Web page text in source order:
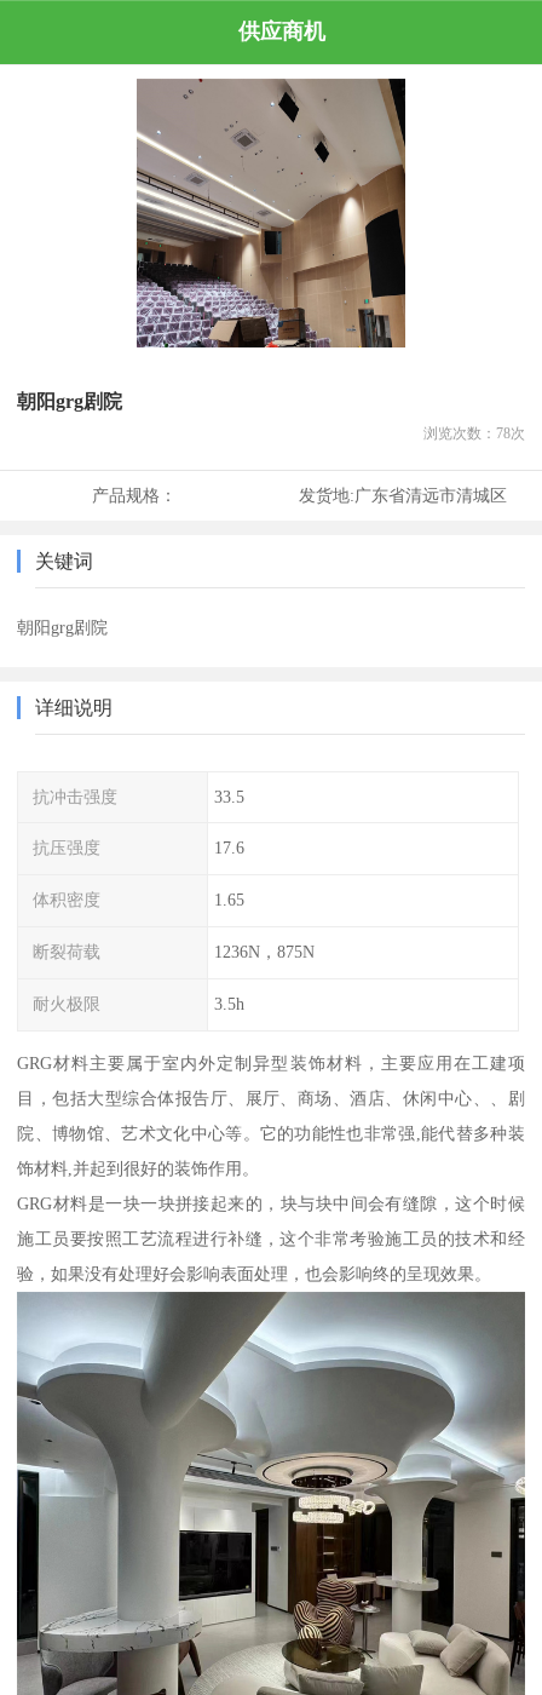
供应商机
朝阳grg剧院
浏览次数： 78次
产品规格： 发货地:广东省清远市清城区
关键词
朝阳grg剧院
详细说明
抗冲击强度 33.5
抗压强度 17.6
体积密度 1.65
断裂荷载 1236N，875N
耐火极限 3.5h
GRG材料主要属于室内外定制异型装饰材料，主要应用在工建项
目，包括大型综合体报告厅、展厅、商场、酒店、休闲中心、、剧
院、博物馆、艺术文化中心等。它的功能性也非常强,能代替多种装
饰材料,并起到很好的装饰作用。
GRG材料是一块一块拼接起来的，块与块中间会有缝隙，这个时候
施工员要按照工艺流程进行补缝，这个非常考验施工员的技术和经
验，如果没有处理好会影响表面处理，也会影响终的呈现效果。